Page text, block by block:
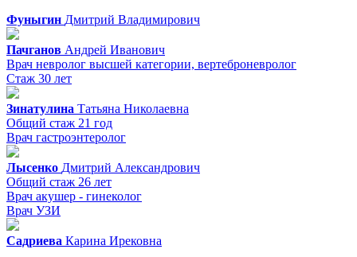
Фуныгин Дмитрий Владимирович
Пачганов Андрей Иванович
Врач невролог высшей категории, вертеброневролог
Стаж 30 лет
Зинатулина Татьяна Николаевна
Общий стаж 21 год
Врач гастроэнтеролог
Лысенко Дмитрий Александрович
Общий стаж 26 лет
Врач акушер - гинеколог
Врач УЗИ
Садриева Карина Ирековна